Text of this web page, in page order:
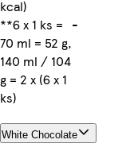
kcal)
**6 x 1 ks =
70 ml = 52 g,
140 ml / 104
g = 2 x (6 x 1
ks)
-
White Chocolate